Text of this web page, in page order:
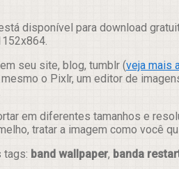
disponível para download
seu site, blog, tumblr (veja mais
o Pixlr, um editor de
em diferentes tamanhos e
tratar a imagem como você
tags: band wallpaper, banda